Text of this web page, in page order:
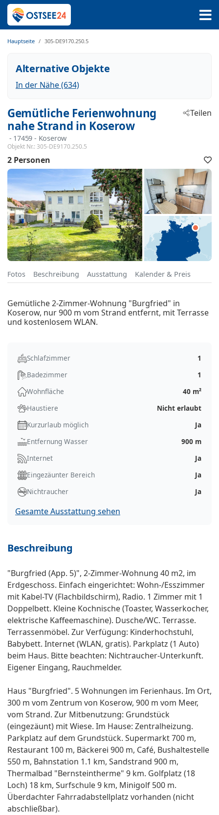
Hauptseite 305-DE9170.250.5
Alternative Objekte
In der Nähe (634)
Gemütliche Ferienwohnung
nahe Strand in Koserow
- 17459 - Koserow
Objekt Nr.: 305-DE9170.250.5
Teilen
2 Personen
Fotos Beschreibung Ausstattung Kalender & Preis
Gemütliche 2-Zimmer-Wohnung "Burgfried" in
Koserow, nur 900 m vom Strand entfernt, mit Terrasse
und kostenlosem WLAN.
Schlafzimmer
1
Badezimmer
1
Wohnfläche
40 m²
Haustiere
Nicht erlaubt
Kurzurlaub möglich
Ja
Entfernung Wasser
900 m
Internet
Ja
Eingezäunter Bereich
Ja
Nichtraucher
Ja
Gesamte Ausstattung sehen
Beschreibung
"Burgfried (App. 5)", 2-Zimmer-Wohnung 40 m2, im
Erdgeschoss. Einfach eingerichtet: Wohn-/Esszimmer
mit Kabel-TV (Flachbildschirm), Radio. 1 Zimmer mit 1
Doppelbett. Kleine Kochnische (Toaster, Wasserkocher,
elektrische Kaffeemaschine). Dusche/WC. Terrasse.
Terrassenmöbel. Zur Verfügung: Kinderhochstuhl,
Babybett. Internet (WLAN, gratis). Parkplatz (1 Auto)
beim Haus. Bitte beachten: Nichtraucher-Unterkunft.
Eigener Eingang, Rauchmelder.
Haus "Burgfried". 5 Wohnungen im Ferienhaus. Im Ort,
300 m vom Zentrum von Koserow, 900 m vom Meer,
vom Strand. Zur Mitbenutzung: Grundstück
(eingezäunt) mit Wiese. Im Hause: Zentralheizung.
Parkplatz auf dem Grundstück. Supermarkt 700 m,
Restaurant 100 m, Bäckerei 900 m, Café, Bushaltestelle
550 m, Bahnstation 1.1 km, Sandstrand 900 m,
Thermalbad "Bernsteintherme" 9 km. Golfplatz (18
Loch) 18 km, Surfschule 9 km, Minigolf 500 m.
Überdachter Fahrradabstellplatz vorhanden (nicht
abschließbar).